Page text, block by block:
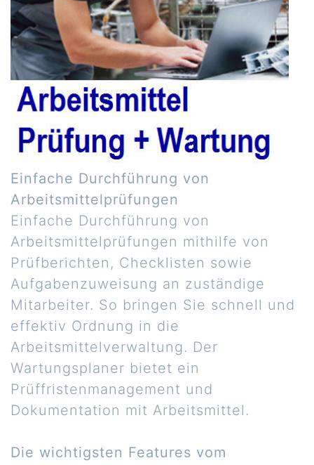
Einfache Durchführung von
Arbeitsmittelprüfungen
Einfache Durchführung von
Arbeitsmittelprüfungen mithilfe von
Prüfberichten, Checklisten sowie
Aufgabenzuweisung an zuständige
Mitarbeiter. So bringen Sie schnell und
effektiv Ordnung in die
Arbeitsmittelverwaltung. Der
Wartungsplaner bietet ein
Prüffristenmanagement und
Dokumentation mit Arbeitsmittel.
Die wichtigsten Features vom